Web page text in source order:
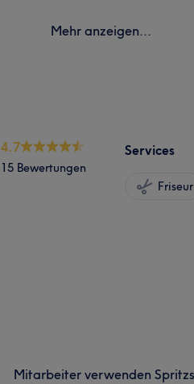
Mehr anzeigen...
4.7
15 Bewertungen
Services
Friseur
Mitarbeiter verwenden